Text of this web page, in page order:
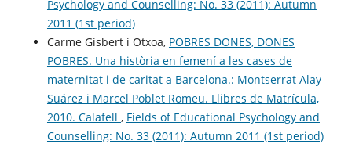
Psychology and Counselling: No. 33 (2011): Autumn
2011 (1st period)
Carme Gisbert i Otxoa, POBRES DONES, DONES
POBRES. Una història en femení a les cases de
maternitat i de caritat a Barcelona.: Montserrat Alay
Suárez i Marcel Poblet Romeu. Llibres de Matrícula,
2010. Calafell , Fields of Educational Psychology and
Counselling: No. 33 (2011): Autumn 2011 (1st period)